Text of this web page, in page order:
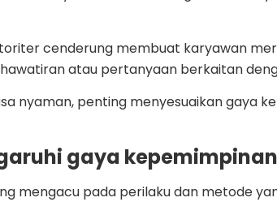
cenderung membuat karyawan
atau pertanyaan berkaitan
nyaman, penting menyesuaikan gaya
gaya kepemimpinan
mengacu pada perilaku dan metode